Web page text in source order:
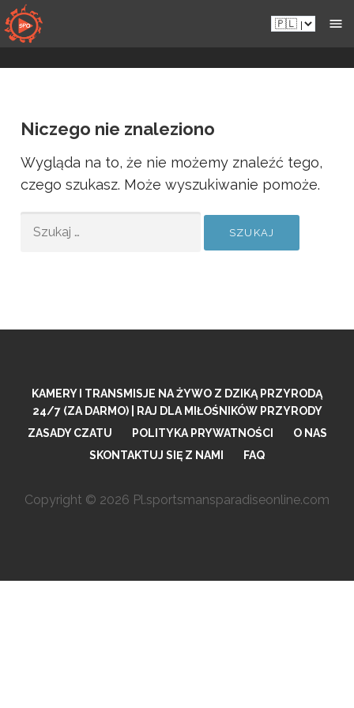
Przejdź
do
zawartości
Pl.sportsmansparadiseonline.com
Niczego nie znaleziono
Wygląda na to, że nie możemy znaleźć tego,
czego szukasz. Może wyszukiwanie pomoże.
KAMERY I TRANSMISJE NA ŻYWO Z DZIKĄ PRZYRODĄ
24/7 (ZA DARMO) | RAJ DLA MIŁOŚNIKÓW PRZYRODY
ZASADY CZATU
POLITYKA PRYWATNOŚCI
O NAS
SKONTAKTUJ SIĘ Z NAMI
FAQ
Copyright © 2026 Pl.sportsmansparadiseonline.com